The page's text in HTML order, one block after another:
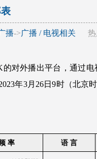
播->广播 / 电视相关
对外播出平台，通过电
年3月26日9时（北京
率 语 言